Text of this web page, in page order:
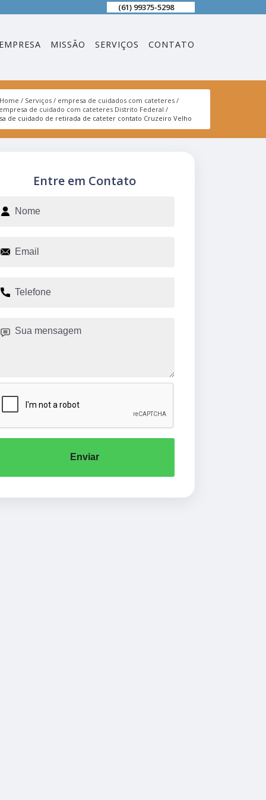
(61) 99375-5298
MISSÃO SERVIÇOS CONTATO
Serviços
empresa de cuidados com cateteres
de cuidado com cateteres Distrito Federal
de cuidado de retirada de cateter contato Cruzeiro Velho
Entre em Contato
Enviar